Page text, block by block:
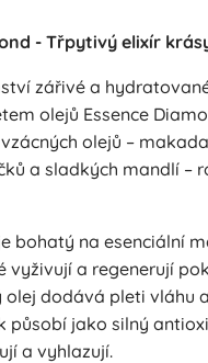
- Třpytivý elixír
zářivé a
olejů Essence
olejů –
a sladkých mandlí –
bohatý na esenciální
vyživují a regenerují
dodává pleti vláhu
působí jako silný
a vyhlazují.